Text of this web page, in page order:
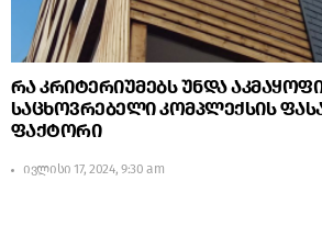
რა კრიტერიუმებს უნდა
საცხოვრებელი კომპლექსის
ფაქტორი
ივლისი 17, 2024, 9:30 am